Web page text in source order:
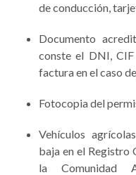
de conducción,
Documento
conste el DNI,
factura en el caso
Fotocopia del
Vehículos
baja en el
la Comunidad